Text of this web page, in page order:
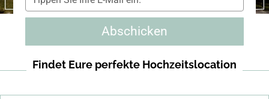
Findet Eure perfekte Hochzeitslocation
Namen
ein.
Sie
Mail
ein.
Abschicken